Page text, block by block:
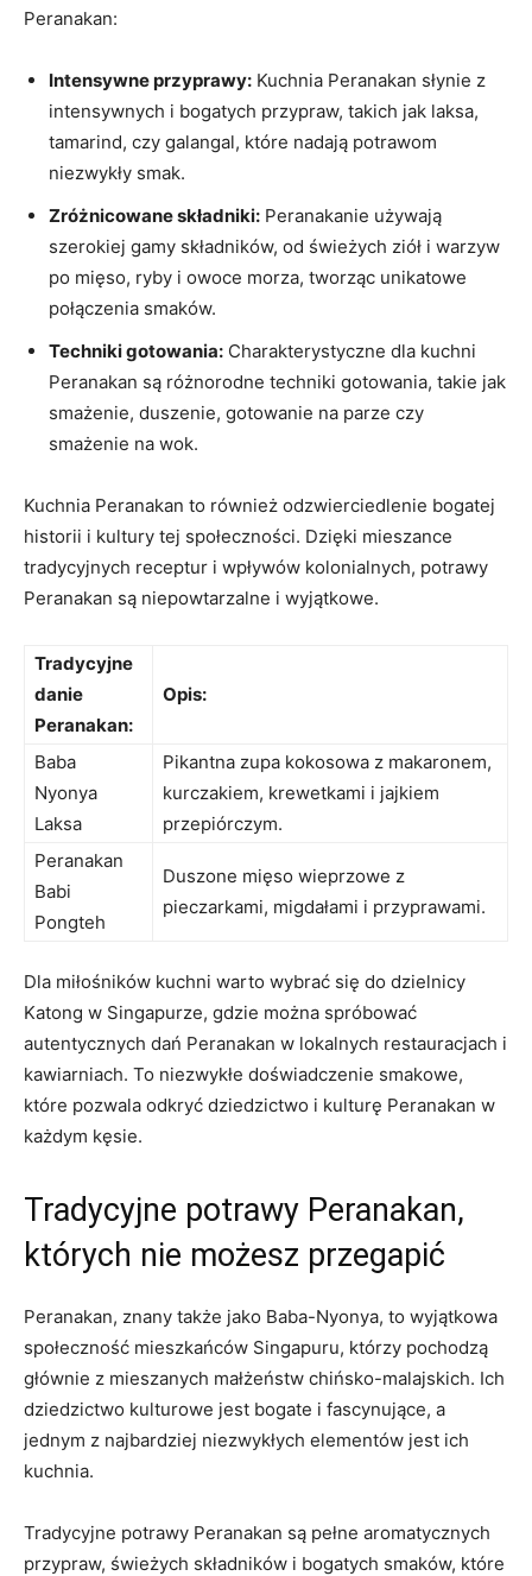
Peranakan:
Intensywne przyprawy: Kuchnia Peranakan słynie z
intensywnych i bogatych przypraw, takich jak ⁤laksa,
tamarind, czy galangal, które nadają potrawom
niezwykły smak.
Zróżnicowane składniki: Peranakanie używają
szerokiej gamy składników, od świeżych ziół ‍i warzyw
po mięso, ​ryby i ​owoce morza, tworząc⁣ unikatowe
połączenia smaków.
Techniki gotowania: Charakterystyczne dla⁤ kuchni
Peranakan są różnorodne techniki​ gotowania, takie jak
smażenie, duszenie, gotowanie na ⁤parze czy
smażenie na wok.
Kuchnia Peranakan‍ to również odzwierciedlenie bogatej
historii‌ i kultury tej społeczności. Dzięki ⁣mieszance
tradycyjnych​ receptur i wpływów kolonialnych, potrawy
Peranakan są niepowtarzalne i wyjątkowe.
Tradycyjne
danie
Peranakan:
Opis:
Baba‍
Nyonya
Laksa
Pikantna zupa kokosowa z​ makaronem,
⁣kurczakiem, ⁢krewetkami i jajkiem
‌przepiórczym.
Peranakan
Babi
Pongteh
Duszone mięso wieprzowe ‍z
pieczarkami, migdałami i przyprawami.
Dla miłośników kuchni warto wybrać się do dzielnicy
Katong w Singapurze, ⁤gdzie można spróbować
⁣autentycznych dań Peranakan‌ w lokalnych restauracjach i
kawiarniach. To niezwykłe ‌doświadczenie smakowe,
które pozwala odkryć dziedzictwo i kulturę‍ Peranakan w
każdym kęsie.
Tradycyjne potrawy Peranakan,
których nie możesz ​przegapić
Peranakan, znany także jako Baba-Nyonya,⁢ to wyjątkowa
społeczność mieszkańców ‍Singapuru,⁣ którzy pochodzą
głównie z mieszanych małżeństw chińsko-malajskich. Ich
dziedzictwo kulturowe jest ⁢bogate i ​fascynujące, a‌
jednym z najbardziej ⁢niezwykłych elementów jest ⁤ich
kuchnia.
Tradycyjne potrawy⁣ Peranakan są pełne aromatycznych
przypraw, ⁣świeżych składników i bogatych smaków, ⁢które